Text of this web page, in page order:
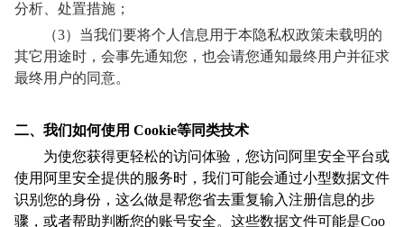
分析、处置措施；
（3）当我们要将个人信息用于本隐私权政策未载明的
其它用途时，会事先通知您，也会请您通知最终用户并征求
最终用户的同意。
二、我们如何使用 Cookie等同类技术
为使您获得更轻松的访问体验，您访问阿里安全平台或
使用阿里安全提供的服务时，我们可能会通过小型数据文件
识别您的身份，这么做是帮您省去重复输入注册信息的步
骤，或者帮助判断您的账号安全。这些数据文件可能是Coo